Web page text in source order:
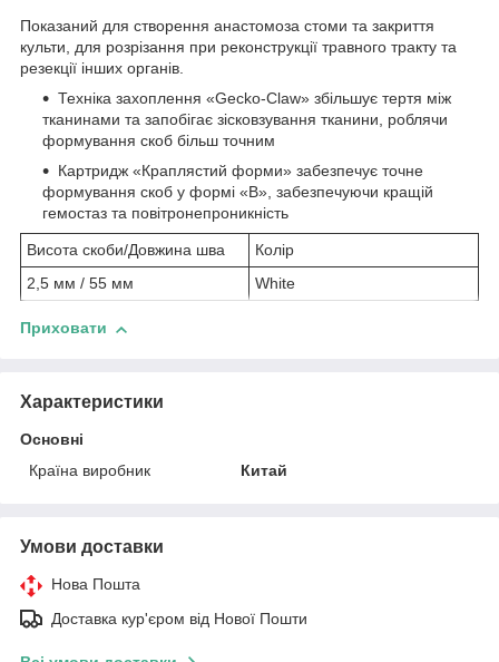
Показаний для створення анастомоза стоми та закриття
культи, для розрізання при реконструкції травного тракту та
резекції інших органів.
Техніка захоплення «Gecko-Claw» збільшує тертя між
тканинами та запобігає зісковзування тканини, роблячи
формування скоб більш точним
Картридж «Краплястий форми» забезпечує точне
формування скоб у формі «В», забезпечуючи кращій
гемостаз та повітронепроникність
Висота скоби/Довжина шва
Колір
2,5 мм / 55 мм
White
Приховати
Характеристики
Основні
Країна виробник
Китай
Умови доставки
Нова Пошта
Доставка кур'єром від Нової Пошти